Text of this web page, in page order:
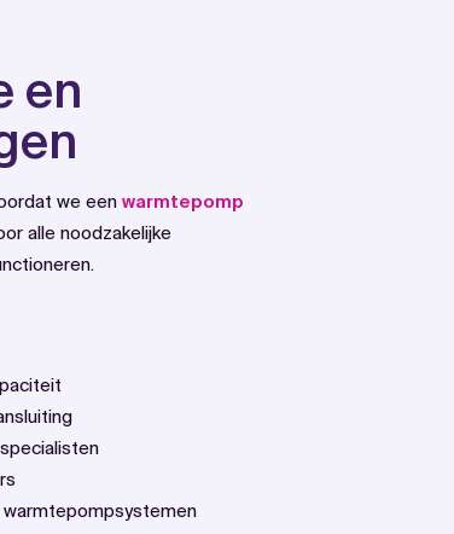
en
we een warmtepomp
alle noodzakelijke
warmtepompsystemen